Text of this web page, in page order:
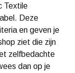
Textile
Deze
en geven je
ziet die zijn
zelfbedachte
dan op je